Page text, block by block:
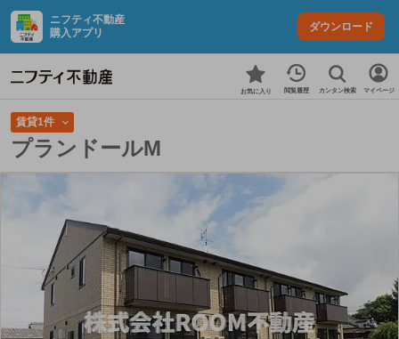
ニフティ不動産
購入アプリ
ダウンロード
お気に入り 閲覧履歴 カンタン検索 マイページ
賃貸1件
プランドールM